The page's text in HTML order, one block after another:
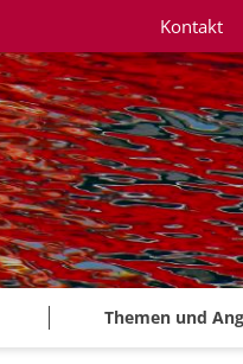
Themen und
Kontakt